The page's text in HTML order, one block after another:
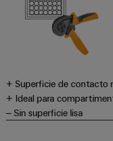
+ Superficie de contacto
+ Ideal para
– Sin superficie lisa